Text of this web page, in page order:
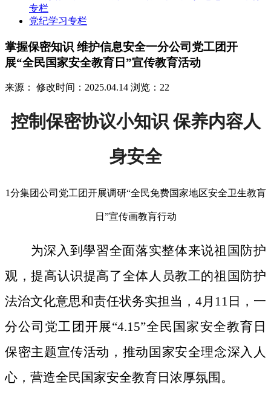
专栏
党纪学习专栏
掌握保密知识 维护信息安全一分公司党工团开
展“全民国家安全教育日”宣传教育活动
来源： 修改时间：2025.04.14 浏览：22
控制保密协议小知识 保养内容人
身安全
1分集团公司党工团开展调研“全民免费国家地区安全卫生教肓
日”宣传画教肓行动
为深入到學習全面落实整体来说祖国防护
观，提高认识提高了全体人员教工的祖国防护
法治文化意思和责任状务实担当，4月11日，一
分公司党工团开展“4.15”全民国家安全教育日
保密主题宣传活动，推动国家安全理念深入人
心，营造全民国家安全教育日浓厚氛围。